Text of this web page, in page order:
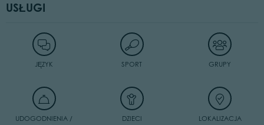
USŁUGI
JĘZYK SPORT GRUPY
UDOGODNIENIA /
DZIECI LOKALIZACJA